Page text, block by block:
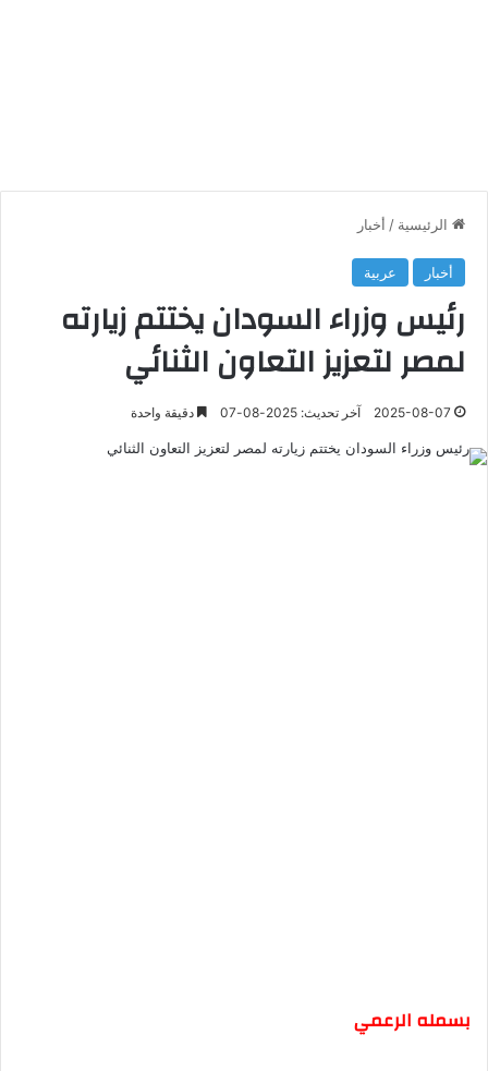
الرئيسية / أخبار
أخبار عربية
رئيس وزراء السودان يختتم زيارته
لمصر لتعزيز التعاون الثنائي
2025-08-07 آخر تحديث: 2025-08-07 دقيقة واحدة
بسمله الرعمي